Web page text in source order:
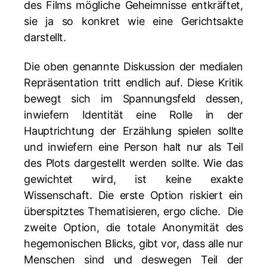
des Films mögliche Geheimnisse entkräftet,
sie ja so konkret wie eine Gerichtsakte
darstellt.
Die oben genannte Diskussion der medialen
Repräsentation tritt endlich auf. Diese Kritik
bewegt sich im Spannungsfeld dessen,
inwiefern Identität eine Rolle in der
Hauptrichtung der Erzählung spielen sollte
und inwiefern eine Person halt nur als Teil
des Plots dargestellt werden sollte. Wie das
gewichtet wird, ist keine exakte
Wissenschaft. Die erste Option riskiert ein
überspitztes Thematisieren, ergo cliche. Die
zweite Option, die totale Anonymität des
hegemonischen Blicks, gibt vor, dass alle nur
Menschen sind und deswegen Teil der